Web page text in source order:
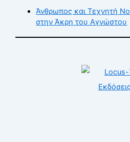
Άνθρωπος και Τεχνητή
στην Άκρη του Αγνώστου